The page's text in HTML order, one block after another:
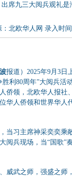
出席九三大阅兵观礼是
北欧华人网 录入时
报道）2025年9月3日
利80周年”大阅兵
侨领，北欧华人报
华人侨领和世界华人
当习主席神采奕奕
阅兵现场，当“国歌”
威武之师，强盛之